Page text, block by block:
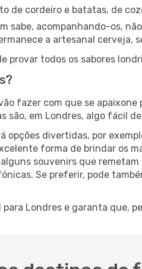
de cordeiro e batatas, de
sabe, acompanhando-os,
a artesanal
provar todos os sabores
fazer com que se
são, em Londres, algo fácil
opções divertidas, por
forma de brindar os
souvenirs que
Se preferir, pode
Londres e garanta que,